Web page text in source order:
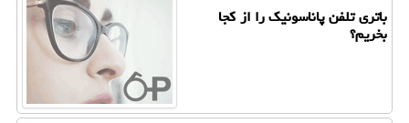
باتری تلفن پاناسونیك را از كجا
بخریم؟